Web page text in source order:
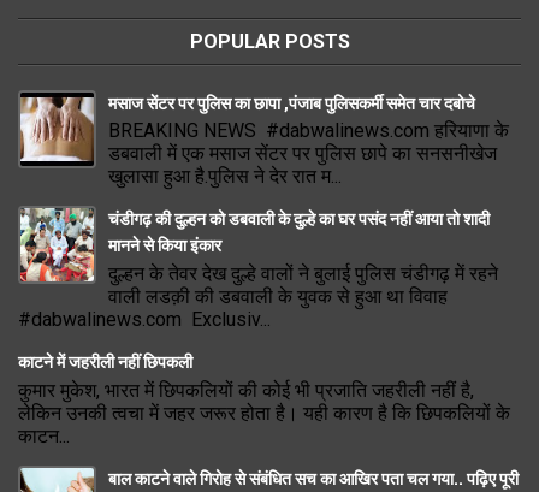
POPULAR POSTS
मसाज सेंटर पर पुलिस का छापा ,पंजाब पुलिसकर्मी समेत चार दबोचे
BREAKING NEWS #dabwalinews.com हरियाणा के
डबवाली में एक मसाज सेंटर पर पुलिस छापे का सनसनीखेज
खुलासा हुआ है.पुलिस ने देर रात म...
चंडीगढ़ की दुल्हन को डबवाली के दुल्हे का घर पसंद नहीं आया तो शादी
मानने से किया इंकार
दुल्हन के तेवर देख दुल्हे वालों ने बुलाई पुलिस चंडीगढ़ में रहने
वाली लडक़ी की डबवाली के युवक से हुआ था विवाह
#dabwalinews.com Exclusiv...
काटने में जहरीली नहीं छिपकली
कुमार मुकेश, भारत में छिपकलियों की कोई भी प्रजाति जहरीली नहीं है,
लेकिन उनकी त्वचा में जहर जरूर होता है। यही कारण है कि छिपकलियों के
काटन...
बाल काटने वाले गिरोह से संबंधित सच का आखिर पता चल गया.. पढ़िए पूरी